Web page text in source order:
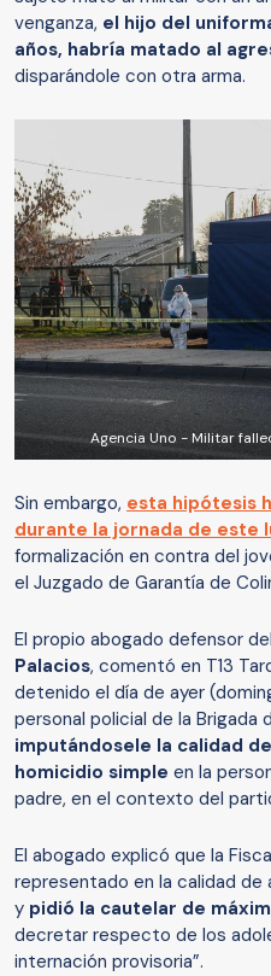
venganza, el hijo del
años, habría matado al
disparándole con otra arma.
Agencia Uno - Militar
Sin embargo, esta hipótesis
durante la jornada de este
formalización en contra del
el Juzgado de Garantía de
El propio abogado defensor
Palacios, comentó en T13
detenido el día de ayer
personal policial de la Brigada
imputándosele la calidad
homicidio simple en la
padre, en el contexto del
El abogado explicó que la
representado en la calidad
y pidió la cautelar de
decretar respecto de los
internación provisoria”.